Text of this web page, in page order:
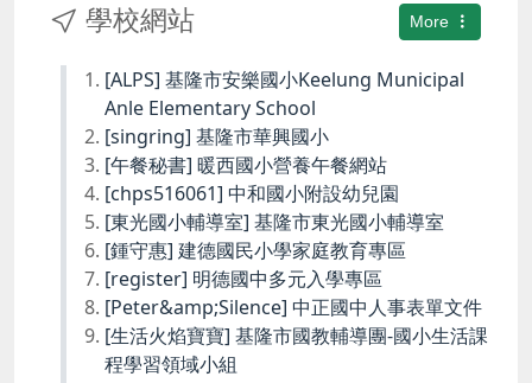
More
學校網站
[ALPS] 基隆市安樂國小Keelung Municipal
Anle Elementary School
[singring] 基隆市華興國小
[午餐秘書] 暖西國小營養午餐網站
[chps516061] 中和國小附設幼兒園
[東光國小輔導室] 基隆市東光國小輔導室
[鍾守惠] 建德國民小學家庭教育專區
[register] 明德國中多元入學專區
[Peter&amp;Silence] 中正國中人事表單文件
[生活火焰寶寶] 基隆市國教輔導團-國小生活課
程學習領域小組